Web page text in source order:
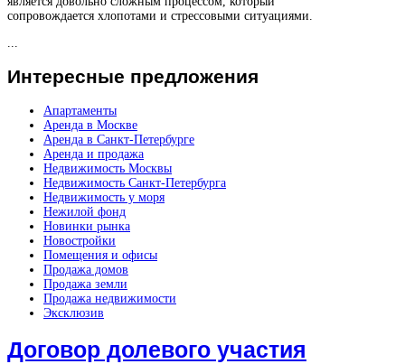
сопровождается хлопотами и стрессовыми ситуациями.
Интересные предложения
Апартаменты
Аренда в Москве
Аренда в Санкт-Петербурге
Аренда и продажа
Недвижимость Москвы
Недвижимость Санкт-Петербурга
Недвижимость у моря
Нежилой фонд
Новинки рынка
Новостройки
Помещения и офисы
Продажа домов
Продажа земли
Продажа недвижимости
Эксклюзив
Договор долевого участия